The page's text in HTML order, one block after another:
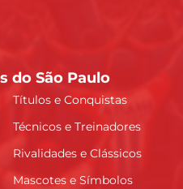
do São Paulo
Títulos e Conquistas
Técnicos e Treinadores
Rivalidades e Clássicos
Mascotes e Símbolos